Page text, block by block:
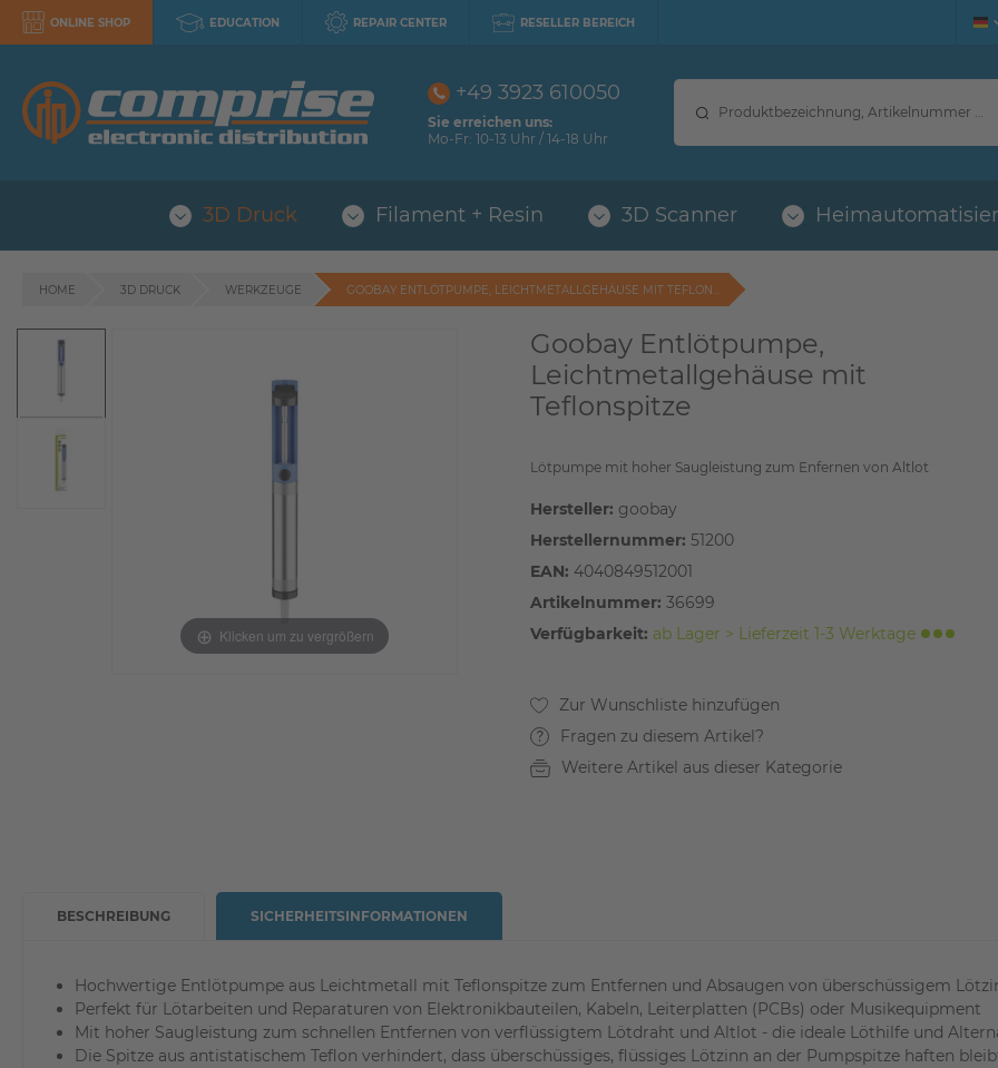
ONLINE SHOP EDUCATION REPAIR CENTER RESELLER BEREICH
+49 3923 610050
Sie erreichen uns:
Mo-Fr: 10-13 Uhr / 14-18 Uhr
3D Druck Filament + Resin 3D Scanner
HOME 3D DRUCK WERKZEUGE GOOBAY ENTLÖTPUMPE, LEICHTMETALLGEHÄUSE MIT TEFLON...
Klicken um zu vergrößern
Goobay Entlötpumpe,
Leichtmetallgehäuse mit
Teflonspitze
Lötpumpe mit hoher Saugleistung zum Enfernen von Altlot
Hersteller: goobay
Herstellernummer: 51200
EAN:4040849512001
Artikelnummer: 36699
Verfügbarkeit: ab Lager > Lieferzeit 1-3 Werktage
Fragen zu diesem Artikel?
Weitere Artikel aus dieser Kategorie
BESCHREIBUNG
Hochwertige Entlötpumpe aus Leichtmetall mit Teflonspitze zum Entfernen und Absaugen von überschüssigem
Perfekt für Lötarbeiten und Reparaturen von Elektronikbauteilen, Kabeln, Leiterplatten (PCBs) oder Musikequipment
Mit hoher Saugleistung zum schnellen Entfernen von verflüssigtem Lötdraht und Altlot - die ideale Löthilfe und
Die Spitze aus antistatischem Teflon verhindert, dass überschüssiges, flüssiges Lötzinn an der Pumpspitze haften
SICHERHEITSINFORMATIONEN